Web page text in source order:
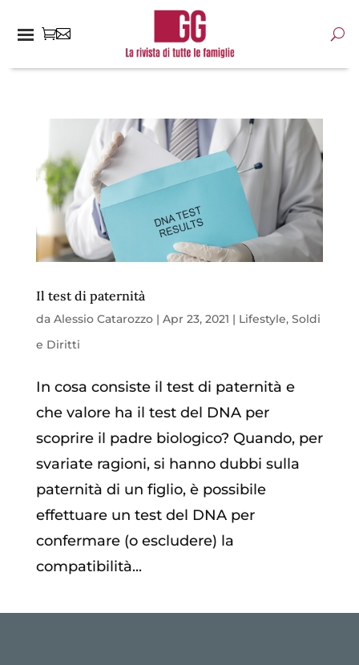
Il test di paternità
da Alessio Catarozzo| Apr 23, 2021 | Lifestyle, Soldi
e Diritti
In cosa consiste il test di paternità e
che valore ha il test del DNA per
scoprire il padre biologico? Quando, per
svariate ragioni, si hanno dubbi sulla
paternità di un figlio, è possibile
effettuare un test del DNA per
confermare (o escludere) la
compatibilità...